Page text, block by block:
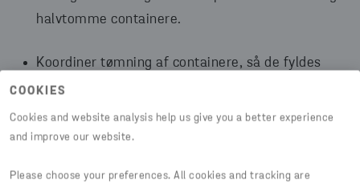
COOKIES
Cookies and website analysis help us give you a better experience
and improve our website.
Please choose your preferences. All cookies and tracking are
halvtomme containere.
Koordiner tømning af containere, så de fyldes
optimalt.